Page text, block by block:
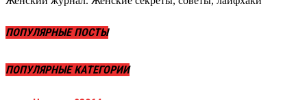
ПОПУЛЯРНЫЕ ПОСТЫ
ПОПУЛЯРНЫЕ КАТЕГОРИИ